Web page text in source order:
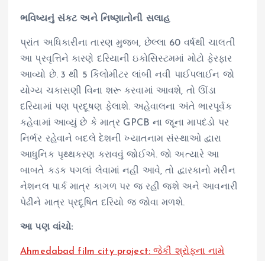
ભવિષ્યનું સંકટ અને નિષ્ણાતોની સલાહ
પ્રાંત અધિકારીના તારણ મુજબ, છેલ્લા 60 વર્ષથી ચાલતી
આ પ્રવૃત્તિને કારણે દરિયાની ઇકોસિસ્ટમમાં મોટો ફેરફાર
આવ્યો છે. 3 થી 5 કિલોમીટર લાંબી નવી પાઈપલાઈન જો
યોગ્ય ચકાસણી વિના શરૂ કરવામાં આવશે, તો ઊંડા
દરિયામાં પણ પ્રદૂષણ ફેલાશે. અહેવાલના અંતે ભારપૂર્વક
કહેવામાં આવ્યું છે કે માત્ર GPCB ના જૂના માપદંડો પર
નિર્ભર રહેવાને બદલે દેશની ખ્યાતનામ સંસ્થાઓ દ્વારા
આધુનિક પૃથ્થકરણ કરાવવું જોઈએ. જો અત્યારે આ
બાબતે કડક પગલાં લેવામાં નહીં આવે, તો દ્વારકાનો મરીન
નેશનલ પાર્ક માત્ર કાગળ પર જ રહી જશે અને આવનારી
પેઢીને માત્ર પ્રદૂષિત દરિયો જ જોવા મળશે.
આ પણ વાંચો:
Ahmedabad film city project: જેકી શ્રોફના નામે